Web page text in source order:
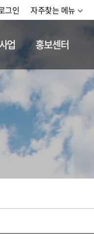
그인 자주찾는 메뉴
업 홍보센터